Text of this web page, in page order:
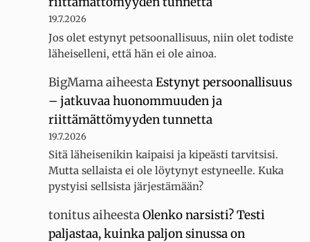
19.7.2026
Jos olet estynyt petsoonallisuus, niin olet todiste
läheiselleni, että hän ei ole ainoa.
BigMamaaiheestaEstynyt persoonallisuus
– jatkuvaa huonommuuden ja
riittämättömyyden tunnetta
19.7.2026
Sitä läheisenikin kaipaisi ja kipeästi tarvitsisi.
Mutta sellaista ei ole löytynyt estyneelle. Kuka
pystyisi sellsista järjestämään?
tonitusaiheestaOlenko narsisti? Testi
paljastaa, kuinka paljon sinussa on